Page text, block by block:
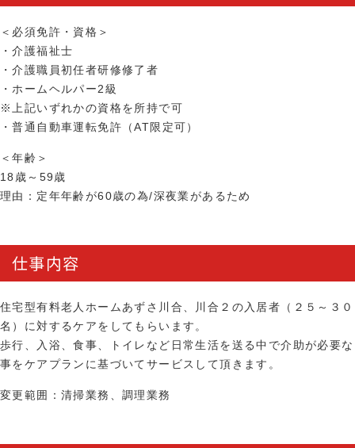
＜必須免許・資格＞
・介護福祉士
・介護職員初任者研修修了者
・ホームヘルパー2級
※上記いずれかの資格を所持で可
・普通自動車運転免許（AT限定可）
＜年齢＞
18歳～59歳
理由：定年年齢が60歳の為/深夜業があるため
仕事内容
住宅型有料老人ホームあずさ川合、川合２の入居者（２５～３０
名）に対するケアをしてもらいます。
歩行、入浴、食事、トイレなど日常生活を送る中で介助が必要な
事をケアプランに基づいてサービスして頂きます。
変更範囲：清掃業務、調理業務